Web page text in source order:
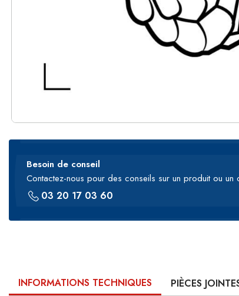
Besoin de conseil
Contactez-nous pour des conseils sur un produit ou un
03 20 17 03 60
INFORMATIONS TECHNIQUES PIÈCES